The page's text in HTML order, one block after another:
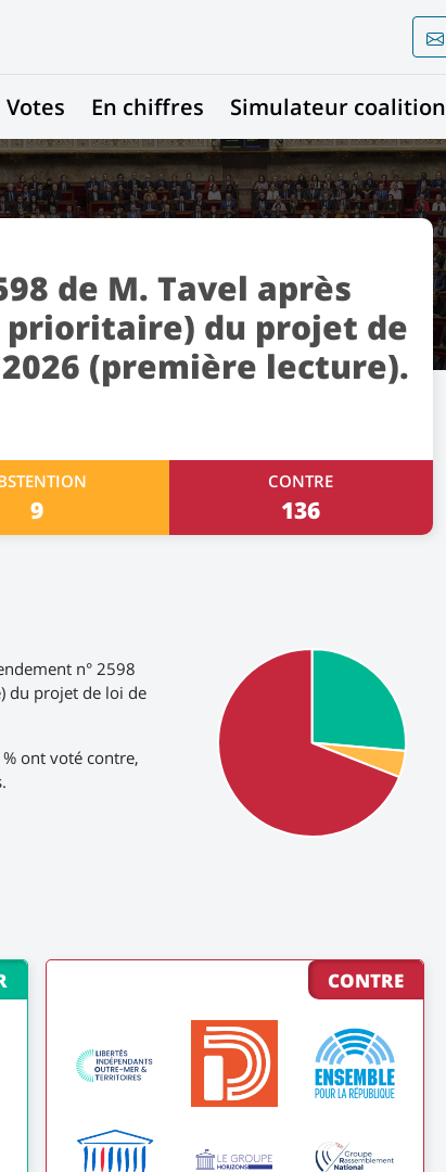
Votes En chiffres Simulateur coalition
de M. Tavel après
du projet de
(première lecture).
9
CONTRE
136
n° 2598
du projet de loi de
ont voté contre,
CONTRE